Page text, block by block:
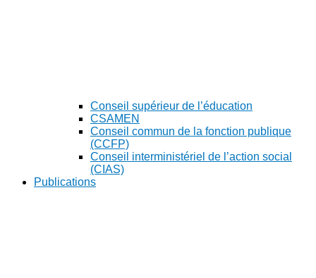
Conseil supérieur de l’éducation
CSAMEN
Conseil commun de la fonction publique
(CCFP)
Conseil interministériel de l’action social
(CIAS)
Publications